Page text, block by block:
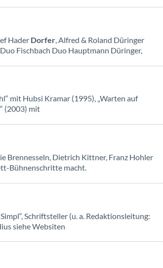
Hader Dorfer, Alfred & Roland Düringer
Fischbach Duo Hauptmann Düringer,
mit Hubsi Kramar (1995), „Warten auf
(2003) mit
Brennesseln, Dietrich Kittner, Franz Hohler
Bühnenschritte macht.
Schriftsteller (u. a. Redaktionsleitung:
siehe Websiten